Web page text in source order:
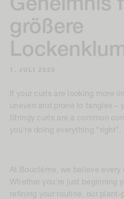
Geheimnis
größere
1. JULI 2025
If your curls are looking more
uneven and prone to tangles –
Stringy curls are a common
you're doing everything "right".
At Bouclème, we believe every
Whether you're just beginning
refining your routine, our plant-